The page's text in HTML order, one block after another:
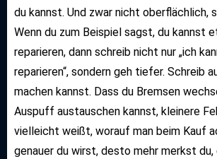
du kannst. Und zwar nicht oberflächlich,
Wenn du zum Beispiel sagst, du kannst
reparieren, dann schreib nicht nur „ich
reparieren“, sondern geh tiefer. Schreib
machen kannst. Dass du Bremsen
Auspuff austauschen kannst, kleinere
vielleicht weißt, worauf man beim Kauf
genauer du wirst, desto mehr merkst